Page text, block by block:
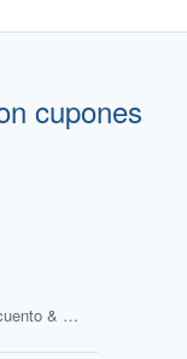
cupones
2 Cupones descuento & 2 Ofertas